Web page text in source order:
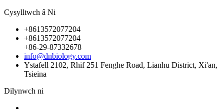
Cysylltwch â Ni
+8613572077204
+8613572077204
+86-29-87332678
info@dnbiology.com
Ystafell 2102, Rhif 251 Fenghe Road, Lianhu District, Xi'an,
Tsieina
Dilynwch ni